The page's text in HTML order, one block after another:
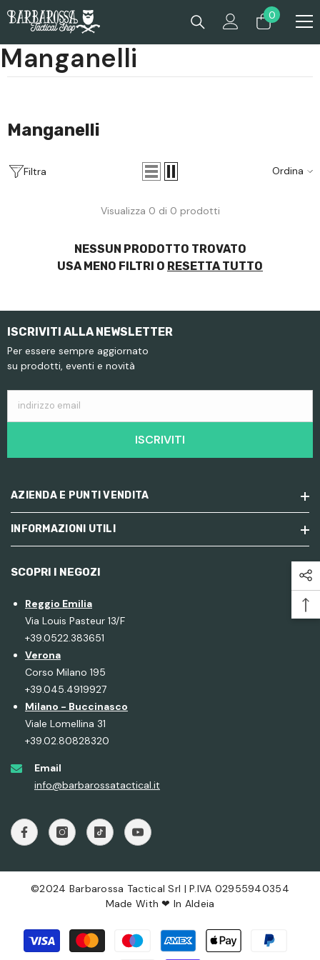
00
prodotti
Manganelli
€20,00
Manganelli
Filtra Ordina
Visualizza 0 di 0 prodotti
NESSUN PRODOTTO TROVATO
USA MENO FILTRI O RESETTA TUTTO
ISCRIVITI ALLA NEWSLETTER
Per essere sempre aggiornato
su prodotti, eventi e novità
indirizzo email
ISCRIVITI
AZIENDA E PUNTI VENDITA
INFORMAZIONI UTILI
SCOPRI I NEGOZI
Reggio Emilia
Via Louis Pasteur 13/F
+39.0522.383651
Verona
Corso Milano 195
+39.045.4919927
Milano - Buccinasco
Viale Lomellina 31
+39.02.80828320
Email
info@barbarossatactical.it
©2024 Barbarossa Tactical Srl | P.IVA 02955940354
Made With ❤ In Aldeia
Metodi
di